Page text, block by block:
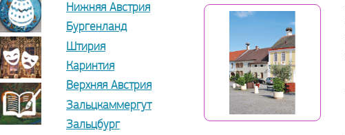
Нижняя Австрия
Бургенланд
Штирия
Каринтия
Верхняя Австрия
Зальцкаммергут
Зальцбург
Декоративно-
прикладное
искусство
Театрально-
декорационное
Книжная